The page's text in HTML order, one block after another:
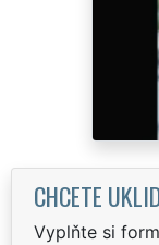
CHCETE
Vyplňte si